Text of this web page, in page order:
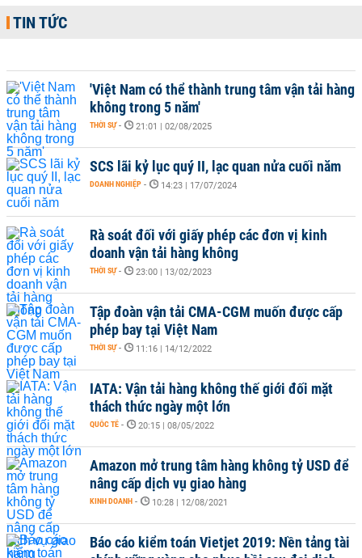
TIN TỨC
'Việt Nam có thể thành trung tâm vận tải hàng
không trong 5 năm'
THỜI SỰ - 21:01 | 02/08/2025
SCS lãi kỷ lục quý II, lạc quan nửa cuối năm
DOANH NGHIỆP - 14:23 | 17/07/2024
Rà soát đối với giấy phép các đơn vị kinh
doanh vận tải hàng không
THỜI SỰ - 23:00 | 13/02/2023
Tập đoàn vận tải CMA-CGM muốn được cấp
phép bay tại Việt Nam
THỜI SỰ - 11:16 | 14/12/2022
IATA: Vận tải hàng không thế giới đối mặt
thách thức ngày một lớn
QUỐC TẾ - 20:15 | 08/05/2022
Amazon mở trung tâm hàng không tỷ USD để
nâng cấp dịch vụ giao hàng
KINH DOANH - 10:28 | 12/08/2021
Báo cáo kiểm toán Vietjet 2019: Nền tảng tài